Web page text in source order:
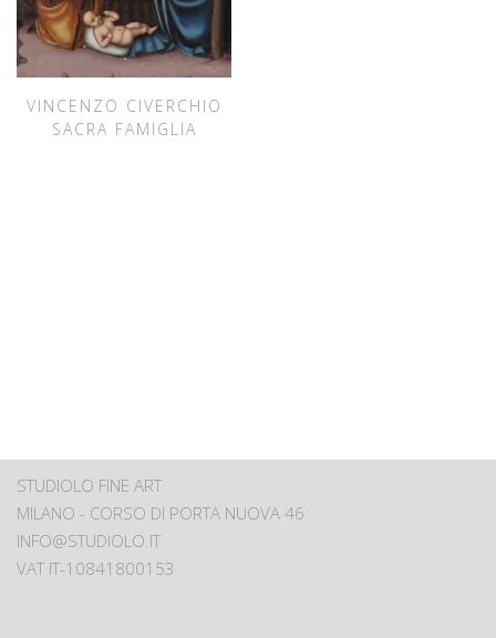
VINCENZO CIVERCHIO
SACRA FAMIGLIA
STUDIOLO FINE ART
MILANO - CORSO DI PORTA NUOVA 46
INFO@STUDIOLO.IT
VAT IT-10841800153